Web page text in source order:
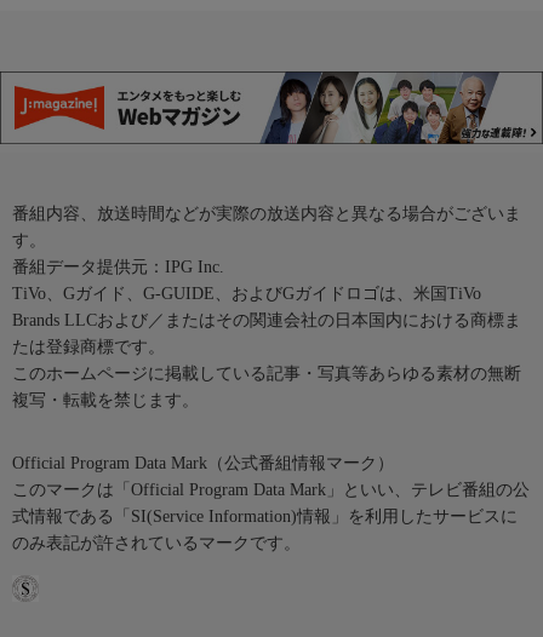
番組内容、放送時間などが実際の放送内容と異なる場合がございま
す。
番組データ提供元：IPG Inc.
TiVo、Gガイド、G-GUIDE、およびGガイドロゴは、米国TiVo
Brands LLCおよび／またはその関連会社の日本国内における商標ま
たは登録商標です。
このホームページに掲載している記事・写真等あらゆる素材の無断
複写・転載を禁じます。
Official Program Data Mark（公式番組情報マーク）
このマークは「Official Program Data Mark」といい、テレビ番組の公
式情報である「SI(Service Information)情報」を利用したサービスに
のみ表記が許されているマークです。